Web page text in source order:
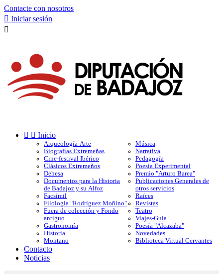
Contacte con nosotros
 Iniciar sesión

  Inicio
Arqueología-Arte
Biografías Extremeñas
Cine-festival Ibérico
Clásicos Extremeños
Dehesa
Documentos para la Historia
de Badajoz y su Alfoz
Facsímil
Filologia "Rodríguez Moñino"
Fuera de colección y Fondo
antiguo
Gastronomía
Historia
Montano
Música
Narrativa
Pedagogía
Poesía Experimental
Premio "Arturo Barea"
Publicaciones Generales de
otros servicios
Raíces
Revistas
Teatro
Viajes-Guía
Poesía "Alcazaba"
Novedades
Biblioteca Virtual Cervantes
Contacto
Noticias